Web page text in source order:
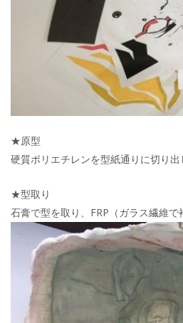
★原型
硬質ポリエチレンを型紙通りに切り出
★型取り
石膏で型を取り、FRP（ガラス繊維で